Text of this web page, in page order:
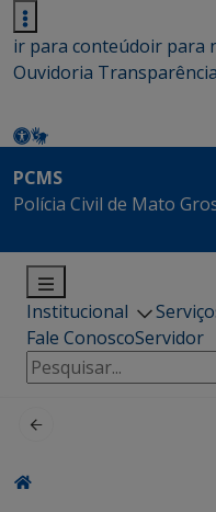
ir para conteúdoir para
Ouvidoria Transparência
PCMS
Polícia Civil de Mato
Institucional
Fale ConoscoServidor
Pesquisar
por: